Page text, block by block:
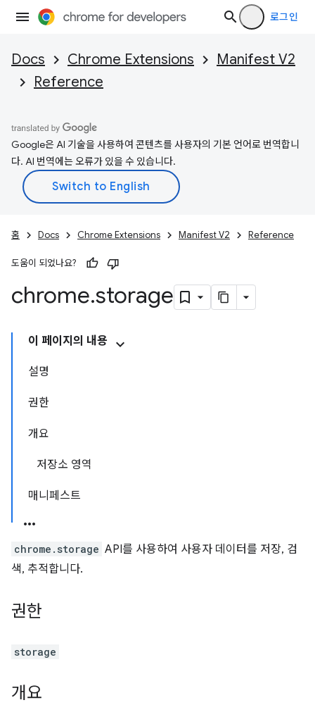
로그인
Docs Chrome Extensions
Manifest V2
Reference
Google은 AI 기술을 사용하여 콘텐츠를 사용자의 기본 언어로 번역합니
다. AI 번역에는 오류가 있을 수 있습니다.
홈 Docs Chrome Extensions Manifest V2 Reference
도움이 되었나요?
chrome.storage
이 페이지의 내용
설명
권한
개요
저장소 영역
매니페스트
chrome.storage API를 사용하여 사용자 데이터를 저장, 검
색, 추적합니다.
권한
storage
개요